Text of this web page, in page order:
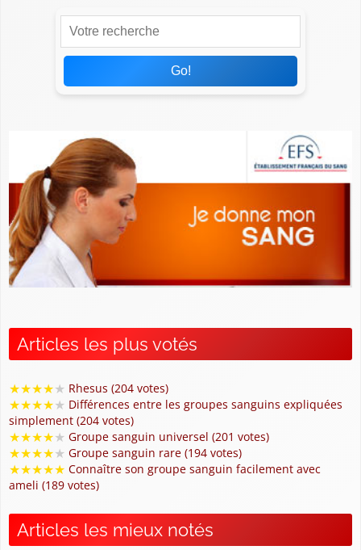
Go!
Articles les plus votés
★★★★★ Rhesus (204 votes)
★★★★★ Différences entre les groupes sanguins expliquées
simplement (204 votes)
★★★★★ Groupe sanguin universel (201 votes)
★★★★★ Groupe sanguin rare (194 votes)
★★★★★ Connaître son groupe sanguin facilement avec
ameli (189 votes)
Articles les mieux notés